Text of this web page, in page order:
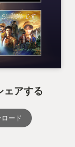
アする
ード